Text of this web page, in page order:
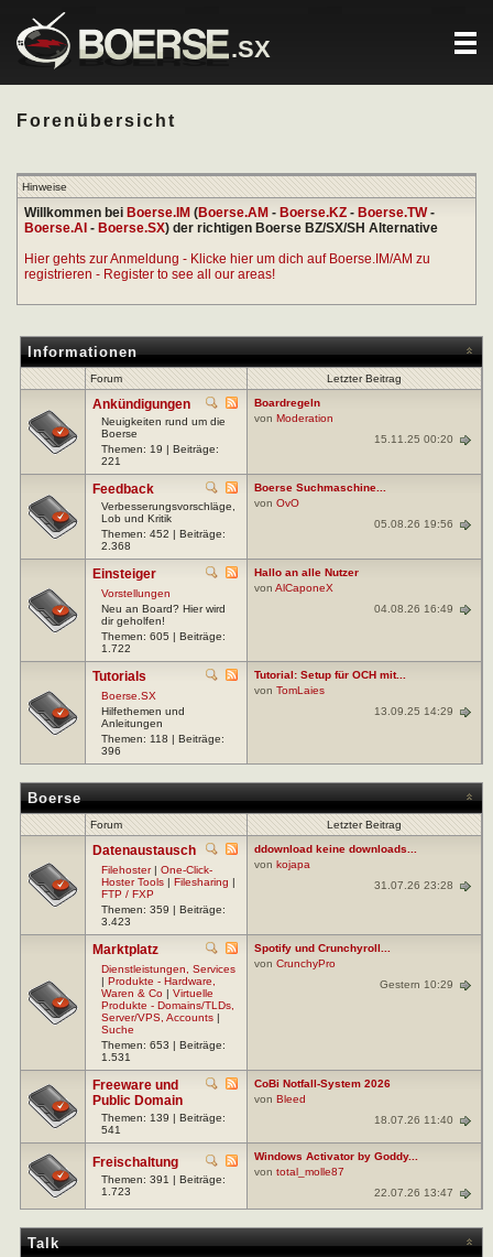
.SX
Forenübersicht
Hinweise
Willkommen bei Boerse.IM (Boerse.AM - Boerse.KZ - Boerse.TW-
Boerse.AI - Boerse.SX) der richtigen Boerse BZ/SX/SH Alternative
Hier gehts zur Anmeldung - Klicke hier um dich auf Boerse.IM/AM zu
registrieren - Register to see all our areas!
Informationen
Forum Letzter Beitrag
Ankündigungen
Neuigkeiten rund um die
Boerse
Themen: 19 | Beiträge:
221
Boardregeln
von Moderation
15.11.25 00:20
Feedback
Verbesserungsvorschläge,
Lob und Kritik
Themen: 452 | Beiträge:
2.368
Boerse Suchmaschine...
von OvO
05.08.26 19:56
Einsteiger
Vorstellungen
Neu an Board? Hier wird
dir geholfen!
Themen: 605 | Beiträge:
1.722
Hallo an alle Nutzer
von AlCaponeX
04.08.26 16:49
Tutorials
Boerse.SX
Hilfethemen und
Anleitungen
Themen: 118 | Beiträge:
396
Tutorial: Setup für OCH mit...
von TomLaies
13.09.25 14:29
Boerse
Forum Letzter Beitrag
Datenaustausch
Filehoster| One-Click-
Hoster Tools | Filesharing |
FTP / FXP
Themen: 359 | Beiträge:
3.423
ddownload keine downloads...
von kojapa
31.07.26 23:28
Marktplatz
Dienstleistungen, Services
| Produkte - Hardware,
Waren & Co | Virtuelle
Produkte - Domains/TLDs,
Server/VPS, Accounts |
Suche
Themen: 653 | Beiträge:
1.531
Spotify und Crunchyroll...
von CrunchyPro
Gestern 10:29
Freeware und
Public Domain
Themen: 139 | Beiträge:
541
CoBi Notfall-System 2026
von Bleed
18.07.26 11:40
Freischaltung
Themen: 391 | Beiträge:
1.723
Windows Activator by Goddy...
von total_molle87
22.07.26 13:47
Talk